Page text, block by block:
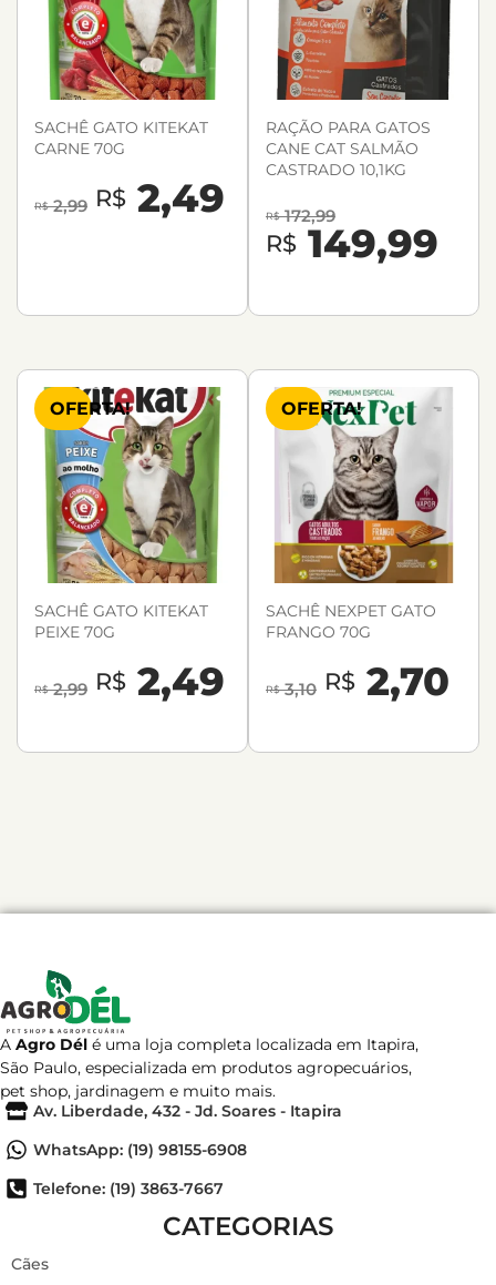
SACHÊ GATO KITEKAT
CARNE 70G
R$2,99 R$ 2,49
RAÇÃO PARA GATOS
CANE CAT SALMÃO
CASTRADO 10,1KG
R$172,99
R$ 149,99
OFERTA!
SACHÊ GATO KITEKAT
PEIXE 70G
R$2,99 R$ 2,49
OFERTA!
SACHÊ NEXPET GATO
FRANGO 70G
R$3,10 R$ 2,70
A Agro Dél é uma loja completa localizada em Itapira,
São Paulo, especializada em produtos agropecuários,
pet shop, jardinagem e muito mais.
Av. Liberdade, 432 - Jd. Soares - Itapira
WhatsApp: (19) 98155-6908
Telefone: (19) 3863-7667
CATEGORIAS
Cães